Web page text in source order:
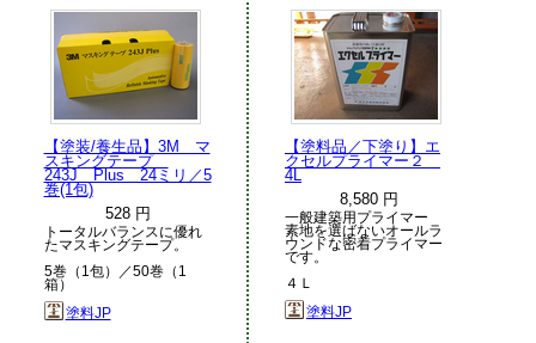
【塗装/養生品】3M マ
スキングテープ
243J Plus 24ミリ／5
巻(1包)
528 円
トータルバランスに優れ
たマスキングテープ。
5巻（1包）／50巻（1
箱）
塗料JP
【塗料品／下塗り】エ
クセルプライマー２
4L
8,580 円
一般建築用プライマー
素地を選ばないオールラ
ウンドな密着プライマー
です。
４Ｌ
塗料JP